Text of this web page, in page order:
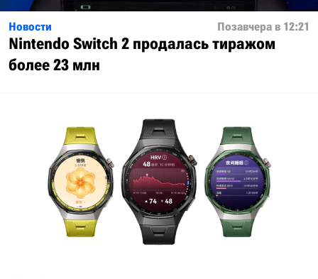
Новости Позавчера в 12:21
Nintendo Switch 2 продалась тиражом
более 23 млн